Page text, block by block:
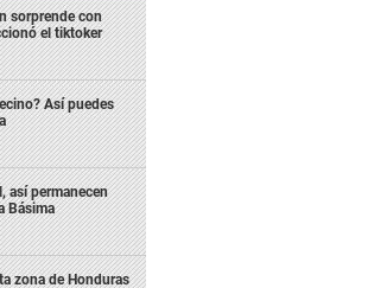
sorprende con
el tiktoker
Así puedes
así permanecen
Básima
zona de Honduras